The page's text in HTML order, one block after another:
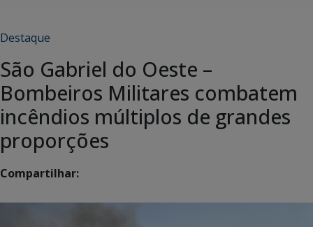
Destaque
São Gabriel do Oeste –
Bombeiros Militares combatem
incêndios múltiplos de grandes
proporções
Compartilhar: